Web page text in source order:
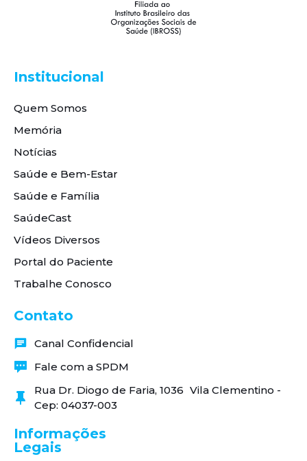
Institucional
Quem Somos
Memória
Notícias
Saúde e Bem-Estar
Saúde e Família
SaúdeCast
Vídeos Diversos
Portal do Paciente
Trabalhe Conosco
Contato
Canal Confidencial
Fale com a SPDM
Rua Dr. Diogo de Faria, 1036 Vila Clementino -
Cep: 04037-003
Informações
Legais